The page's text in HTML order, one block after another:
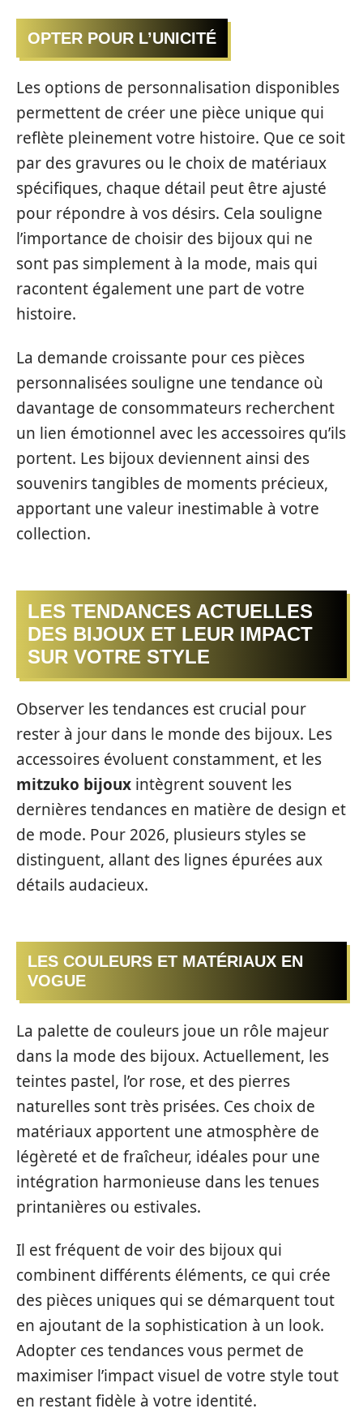
OPTER POUR L’UNICITÉ
Les options de personnalisation disponibles
permettent de créer une pièce unique qui
reflète pleinement votre histoire. Que ce soit
par des gravures ou le choix de matériaux
spécifiques, chaque détail peut être ajusté
pour répondre à vos désirs. Cela souligne
l’importance de choisir des bijoux qui ne
sont pas simplement à la mode, mais qui
racontent également une part de votre
histoire.
La demande croissante pour ces pièces
personnalisées souligne une tendance où
davantage de consommateurs recherchent
un lien émotionnel avec les accessoires qu’ils
portent. Les bijoux deviennent ainsi des
souvenirs tangibles de moments précieux,
apportant une valeur inestimable à votre
collection.
LES TENDANCES ACTUELLES
DES BIJOUX ET LEUR IMPACT
SUR VOTRE STYLE
Observer les tendances est crucial pour
rester à jour dans le monde des bijoux. Les
accessoires évoluent constamment, et les
mitzuko bijoux intègrent souvent les
dernières tendances en matière de design et
de mode. Pour 2026, plusieurs styles se
distinguent, allant des lignes épurées aux
détails audacieux.
LES COULEURS ET MATÉRIAUX EN
VOGUE
La palette de couleurs joue un rôle majeur
dans la mode des bijoux. Actuellement, les
teintes pastel, l’or rose, et des pierres
naturelles sont très prisées. Ces choix de
matériaux apportent une atmosphère de
légèreté et de fraîcheur, idéales pour une
intégration harmonieuse dans les tenues
printanières ou estivales.
Il est fréquent de voir des bijoux qui
combinent différents éléments, ce qui crée
des pièces uniques qui se démarquent tout
en ajoutant de la sophistication à un look.
Adopter ces tendances vous permet de
maximiser l’impact visuel de votre style tout
en restant fidèle à votre identité.